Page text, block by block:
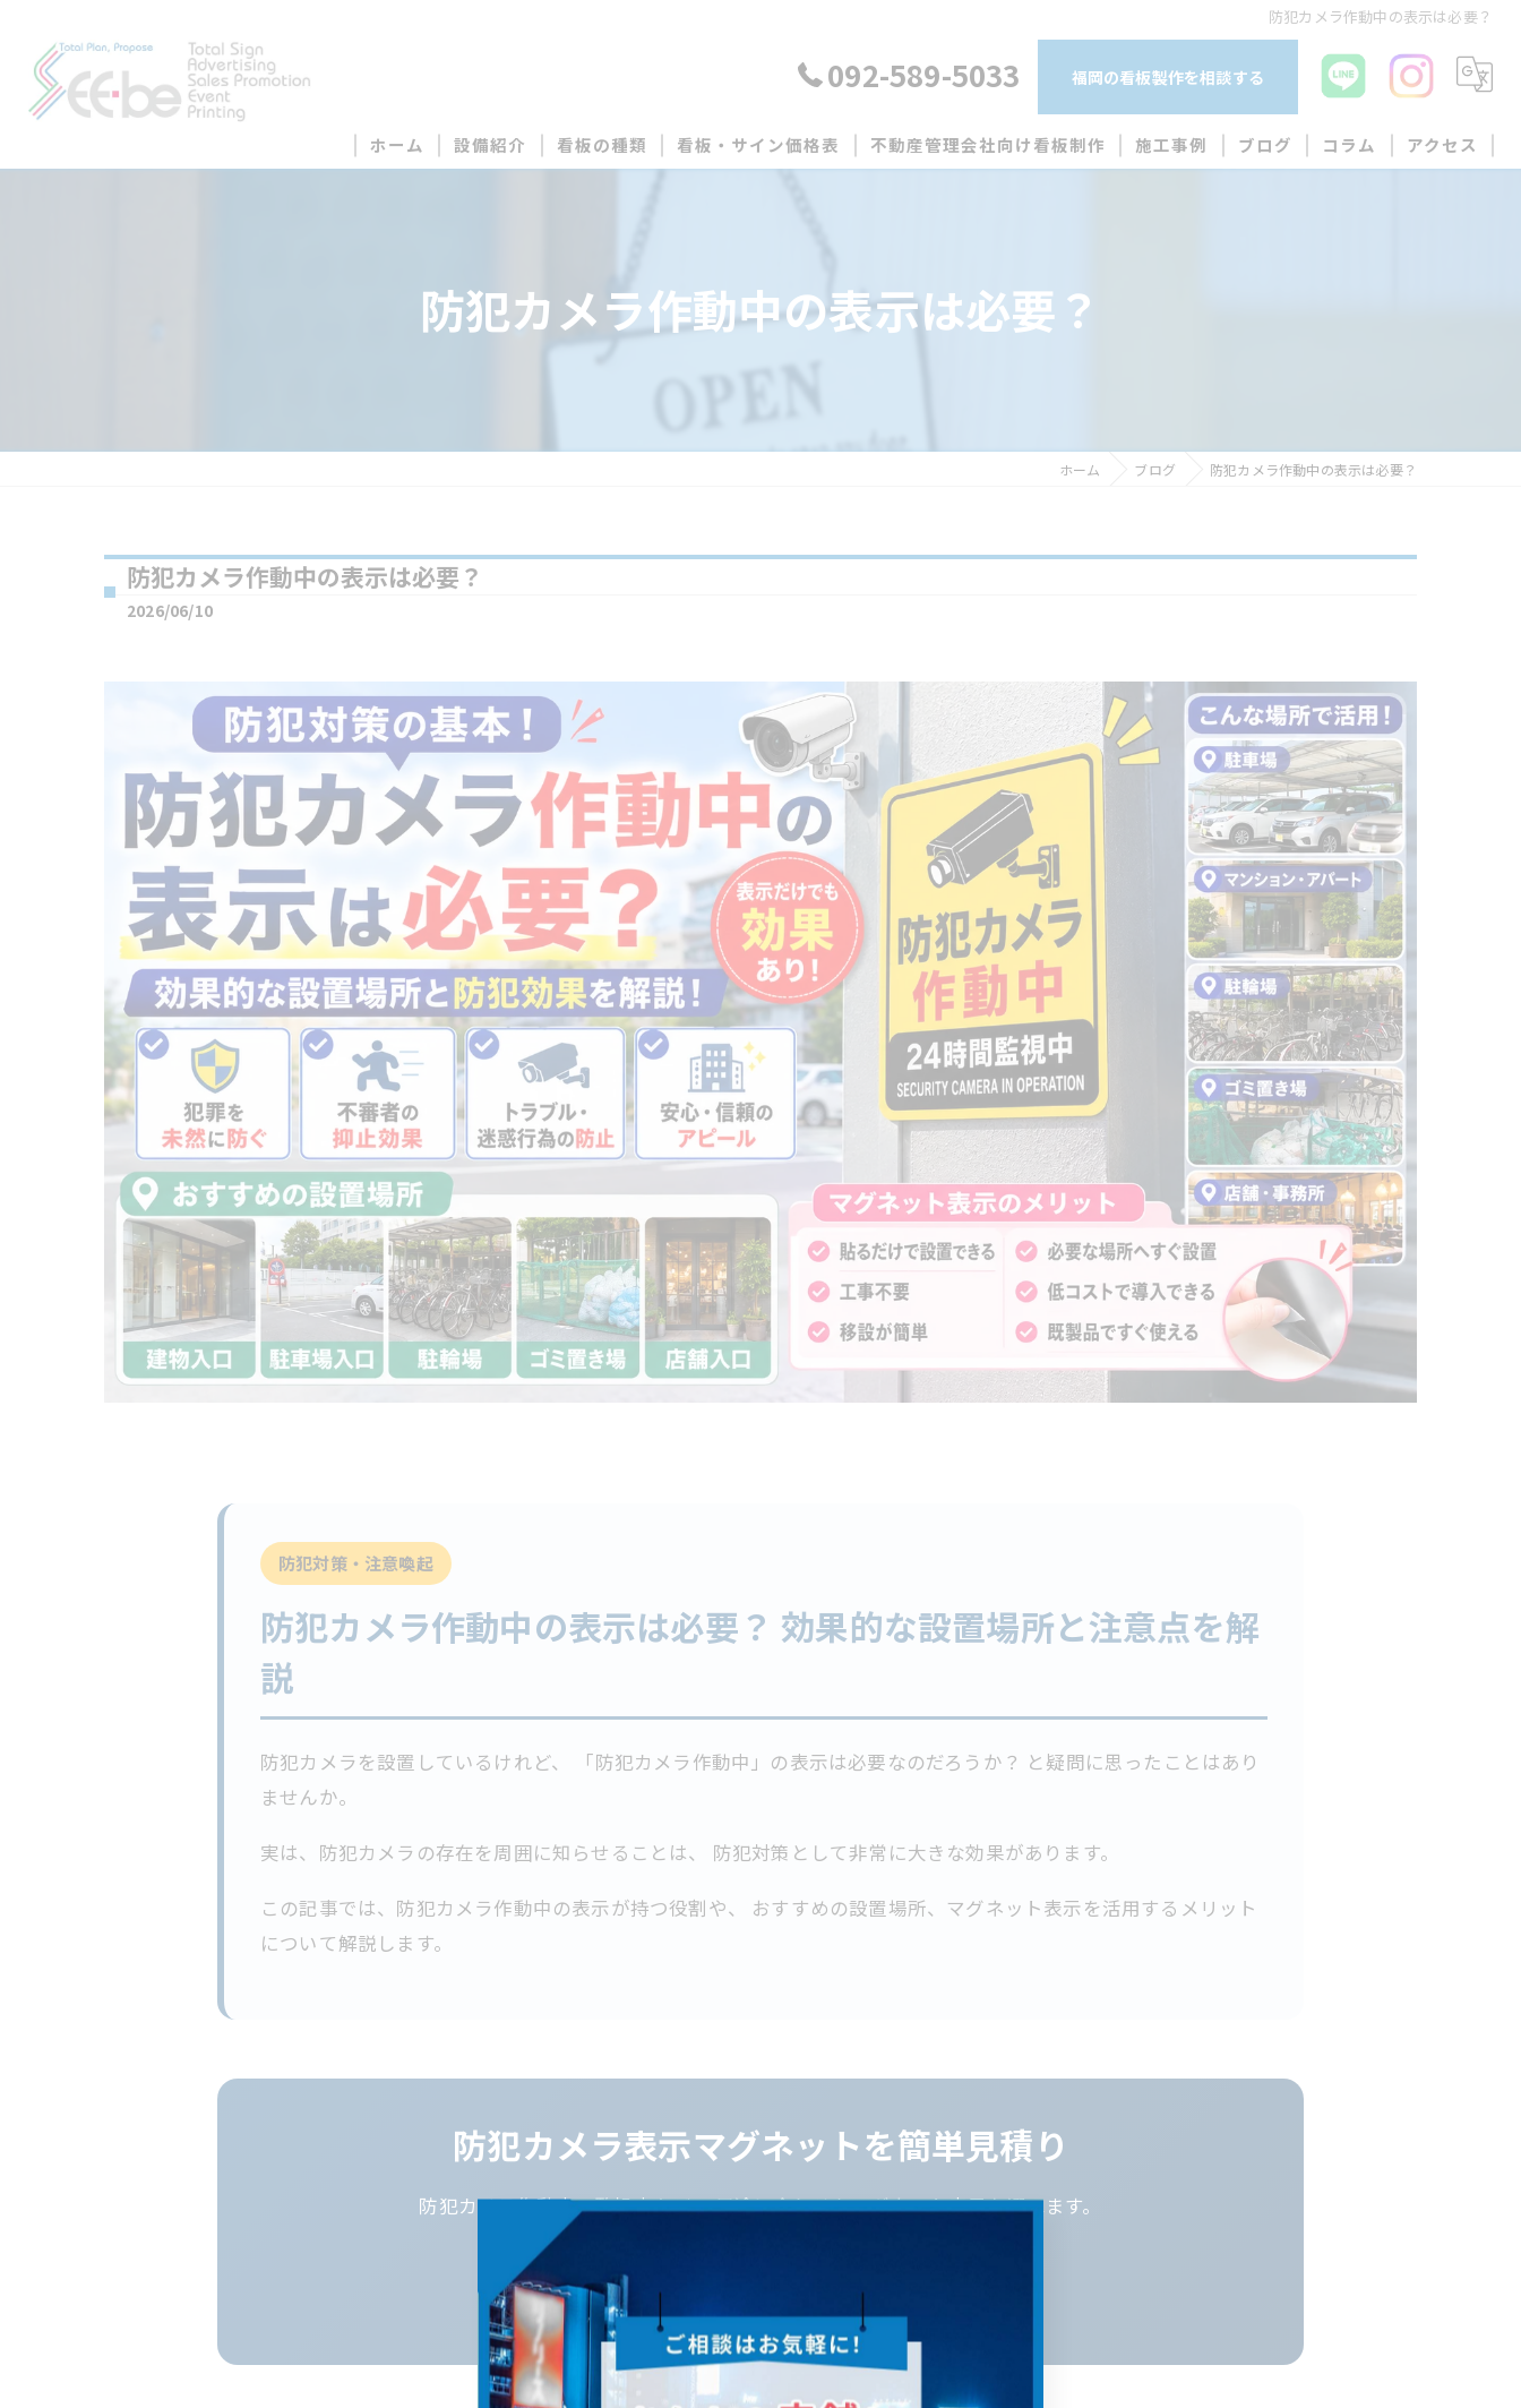
防犯カメラ作動中の表示は必要？
092-589-5033 福岡の看板製作を相談する
ホーム 設備紹介 看板の種類 看板・サイン価格表 不動産管理会社向け看板制作
月極駐車場看板製作
施工事例 ブログ コラム アクセス
防犯カメラ作動中の表示は必要？
ホーム ブログ 防犯カメラ作動中の表示は必要？
防犯カメラ作動中の表示は必要？
2026/06/10
防犯対策・注意喚起
防犯カメラ作動中の表示は必要？ 効果的な設置場所と注意点を解
説
防犯カメラを設置しているけれど、 「防犯カメラ作動中」の表示は必要なのだろうか？ と疑問に思ったことはあり
ませんか。
実は、防犯カメラの存在を周囲に知らせることは、 防犯対策として非常に大きな効果があります。
この記事では、防犯カメラ作動中の表示が持つ役割や、 おすすめの設置場所、マグネット表示を活用するメリット
について解説します。
防犯カメラ表示マグネットを簡単見積り
防犯カメラ作動中・監視中など、 用途に合わせたマグネット表示を選べます。
防犯カメラマグネットを見積りする